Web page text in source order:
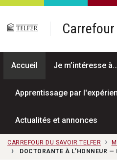
Passer au contenu principal
Accueil Je m’intéresse à…
Apprentissage par
Actualités et annonces
CARREFOUR DU SAVOIR TELFER
DOCTORANTE À L’HONNEUR